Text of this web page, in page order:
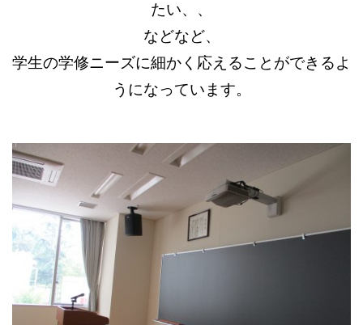
たい、、
などなど、
学生の学修ニーズに細かく応えることができるよ
うになっています。